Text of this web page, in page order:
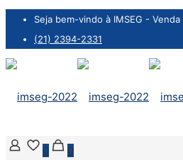
Seja bem-vindo à IMSEG -
(21) 2394-2331
0 0